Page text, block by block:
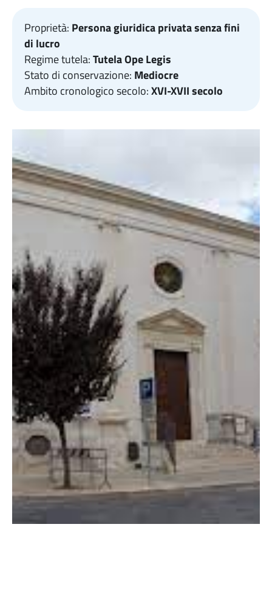
Proprietà: Persona giuridica privata senza fini
di lucro
Regime tutela:Tutela Ope Legis
Stato di conservazione: Mediocre
Ambito cronologico secolo:XVI-XVII secolo